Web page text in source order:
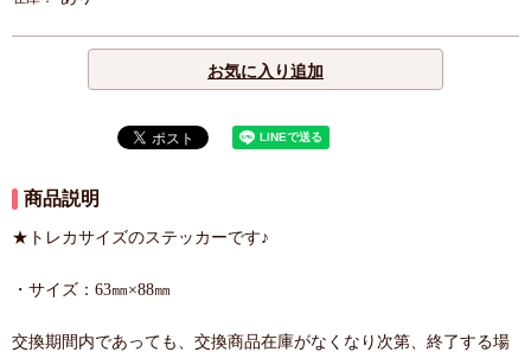
お気に入り追加
商品説明
★トレカサイズのステッカーです♪
・サイズ：63㎜×88㎜
交換期間内であっても、交換商品在庫がなくなり次第、終了する場